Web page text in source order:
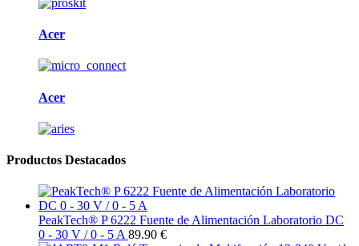
Acer
Acer
Productos Destacados
PeakTech® P 6222 Fuente de Alimentación Laboratorio DC
0 - 30 V / 0 - 5 A 89.90 €